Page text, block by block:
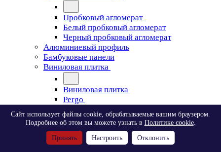
Пробковый агломерат
Белый пробковый агломерат
Черный пробковый агломерат
Алюминиевый профиль
Бамбуковые панели
Виниловая плитка
Виниловая плитка
Pergo
Pergo
Classic Plank Optimum Glue
Modern Plank Optimum Glue
Сайт использует файлы cookie, обрабатываемые вашим браузером.
Подробнее об этом вы можете узнать в Политике cookie.
Принять Настроить Отклонить